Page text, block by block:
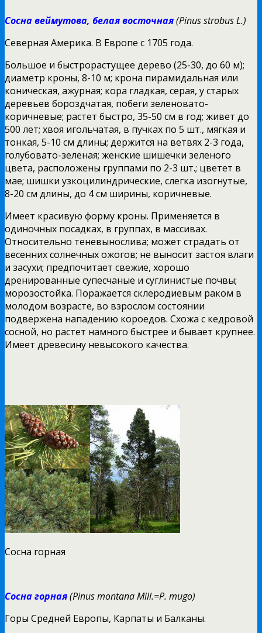
Сосна веймутова, белая восточная(Pinus strobus L.)
Северная Америка. В Европе с 1705 года.
Большое и быстрорастущее дерево (25-30, до 60 м);
диаметр кроны, 8-10 м; крона пирамидальная или
коническая, ажурная; кора гладкая, серая, у старых
деревьев бороздчатая, побеги зеленовато-
коричневые; растет быстро, 35-50 см в год; живет до
500 лет; хвоя игольчатая, в пучках по 5 шт., мягкая и
тонкая, 5-10 см длины; держится на ветвях 2-3 года,
голубовато-зеленая; женские шишечки зеленого
цвета, расположены группами по 2-3 шт.; цветет в
мае; шишки узкоцилиндрические, слегка изогнутые,
8-20 см длины, до 4 см ширины, коричневые.
Имеет красивую форму кроны. Применяется в
одиночных посадках, в группах, в массивах.
Относительно теневынослива; может страдать от
весенних солнечных ожогов; не выносит застоя влаги
и засухи; предпочитает свежие, хорошо
дренированные супесчаные и суглинистые почвы;
морозостойка. Поражается склеродиевым раком в
молодом возрасте, во взрослом состоянии
подвержена нападению короедов. Схожа с кедровой
сосной, но растет намного быстрее и бывает крупнее.
Имеет древесину невысокого качества.
Сосна горная
Соснагорная(Pinus montana Mill.=P. mugo)
Горы Средней Европы, Карпаты и Балканы.